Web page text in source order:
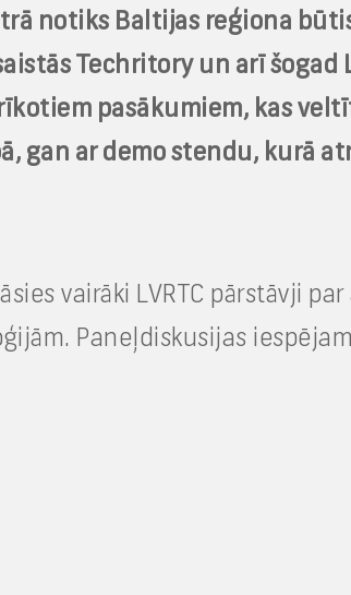
notiks Baltijas reģiona
Techritory un arī
pasākumiem, kas
gan ar demo stendu, kurā
vairāki LVRTC pārstāvji
Paneļdiskusijas